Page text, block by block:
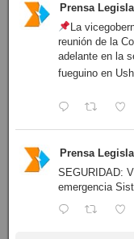
Prensa
La
reunión de la
adelante en la
fueguino en
Prensa
SEGURIDAD:
emergencia